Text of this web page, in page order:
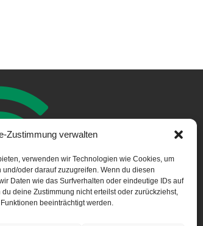
Zustimmung verwalten
verwenden wir Technologien wie Cookies, um
oder darauf zuzugreifen. Wenn du diesen
Daten wie das Surfverhalten oder eindeutige IDs auf
deine Zustimmung nicht erteilst oder zurückziehst,
beeinträchtigt werden.
APP